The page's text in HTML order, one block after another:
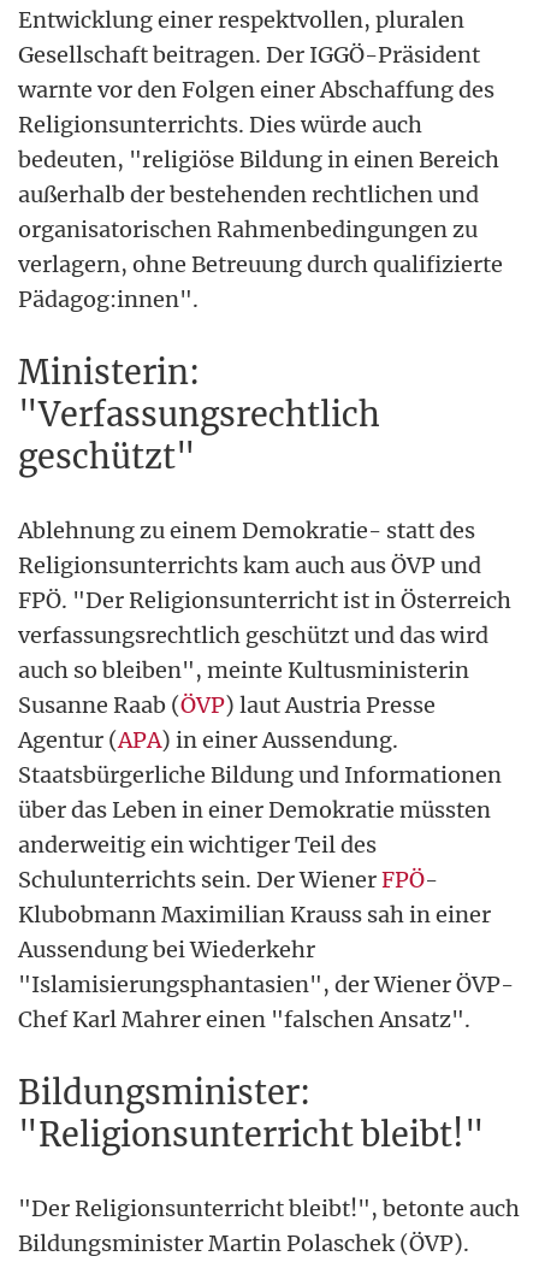
Entwicklung einer respektvollen, pluralen
Gesellschaft beitragen. Der IGGÖ-Präsident
warnte vor den Folgen einer Abschaffung des
Religionsunterrichts. Dies würde auch
bedeuten, "religiöse Bildung in einen Bereich
außerhalb der bestehenden rechtlichen und
organisatorischen Rahmenbedingungen zu
verlagern, ohne Betreuung durch qualifizierte
Pädagog:innen".
Ministerin:
"Verfassungsrechtlich
geschützt"
Ablehnung zu einem Demokratie- statt des
Religionsunterrichts kam auch aus ÖVP und
FPÖ. "Der Religionsunterricht ist in Österreich
verfassungsrechtlich geschützt und das wird
auch so bleiben", meinte Kultusministerin
Susanne Raab (ÖVP) laut Austria Presse
Agentur (APA) in einer Aussendung.
Staatsbürgerliche Bildung und Informationen
über das Leben in einer Demokratie müssten
anderweitig ein wichtiger Teil des
Schulunterrichts sein. Der WienerFPÖ-
Klubobmann Maximilian Krauss sah in einer
Aussendung bei Wiederkehr
"Islamisierungsphantasien", der Wiener ÖVP-
Chef Karl Mahrer einen "falschen Ansatz".
Bildungsminister:
"Religionsunterricht bleibt!"
"Der Religionsunterricht bleibt!", betonte auch
Bildungsminister Martin Polaschek (ÖVP).